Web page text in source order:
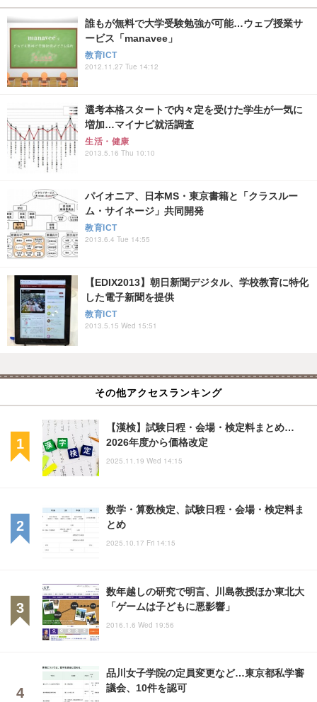
誰もが無料で大学受験勉強が可能…ウェブ授業サ
ービス「manavee」
教育ICT
2012.11.27 Tue 14:12
選考本格スタートで内々定を受けた学生が一気に
増加…マイナビ就活調査
生活・健康
2013.5.16 Thu 10:10
パイオニア、日本MS・東京書籍と「クラスルー
ム・サイネージ」共同開発
教育ICT
2013.6.4 Tue 14:55
【EDIX2013】朝日新聞デジタル、学校教育に特化
した電子新聞を提供
教育ICT
2013.5.15 Wed 15:51
その他アクセスランキング
【漢検】試験日程・会場・検定料まとめ…
2026年度から価格改定
2025.11.19 Wed 14:15
数学・算数検定、試験日程・会場・検定料ま
とめ
2025.10.17 Fri 14:15
数年越しの研究で明言、川島教授ほか東北大
「ゲームは子どもに悪影響」
2016.1.6 Wed 19:56
品川女子学院の定員変更など…東京都私学審
議会、10件を認可